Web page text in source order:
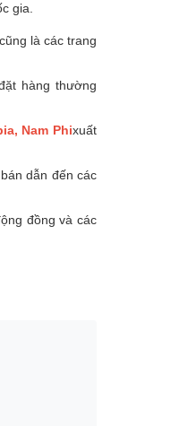
gia.
là các trang
hàng thường
Nam Phixuất
dẫn đến các
đồng và các